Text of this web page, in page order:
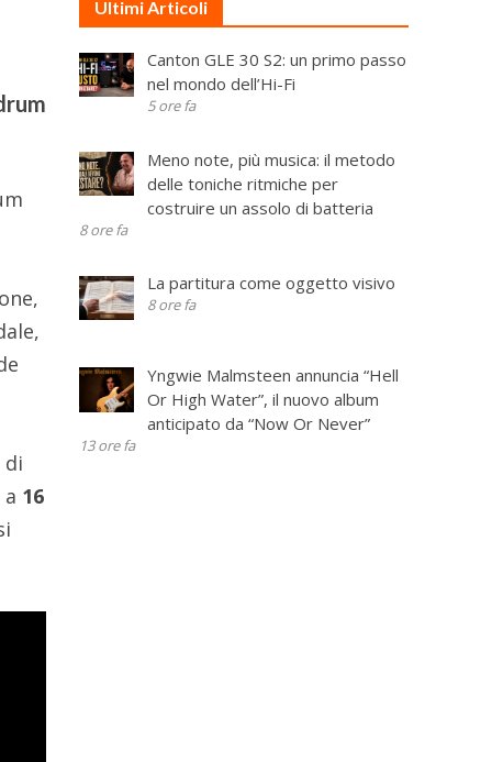
di
16
Ultimi Articoli
Canton GLE 30 S2: un primo passo
nel mondo dell’Hi-Fi
5 ore fa
Meno note, più musica: il metodo
delle toniche ritmiche per
costruire un assolo di batteria
8 ore fa
La partitura come oggetto visivo
8 ore fa
Yngwie Malmsteen annuncia “Hell
Or High Water”, il nuovo album
anticipato da “Now Or Never”
13 ore fa